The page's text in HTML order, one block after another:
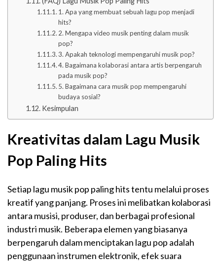
1. Apa yang membuat sebuah lagu pop menjadi
hits?
2. Mengapa video musik penting dalam musik
pop?
3. Apakah teknologi mempengaruhi musik pop?
4. Bagaimana kolaborasi antara artis berpengaruh
pada musik pop?
5. Bagaimana cara musik pop mempengaruhi
budaya sosial?
Kesimpulan
Kreativitas dalam Lagu Musik
Pop Paling Hits
Setiap lagu musik pop paling hits tentu melalui proses
kreatif yang panjang. Proses ini melibatkan kolaborasi
antara musisi, produser, dan berbagai profesional
industri musik. Beberapa elemen yang biasanya
berpengaruh dalam menciptakan lagu pop adalah
penggunaan instrumen elektronik, efek suara